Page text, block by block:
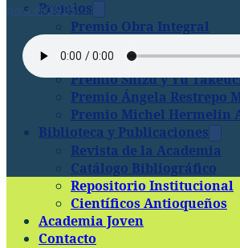
Premios
Premio Obra Integral
científico
Premio Shizu y Yu
Premio Ángela Restrepo
Premio Michel Hermelin
Biblioteca y Publicaciones
Revista de la Academia
Catálogo Bibliográfico
Repositorio Institucional
Científicos Antioqueños
Academia Joven
Contacto
para el 2025.